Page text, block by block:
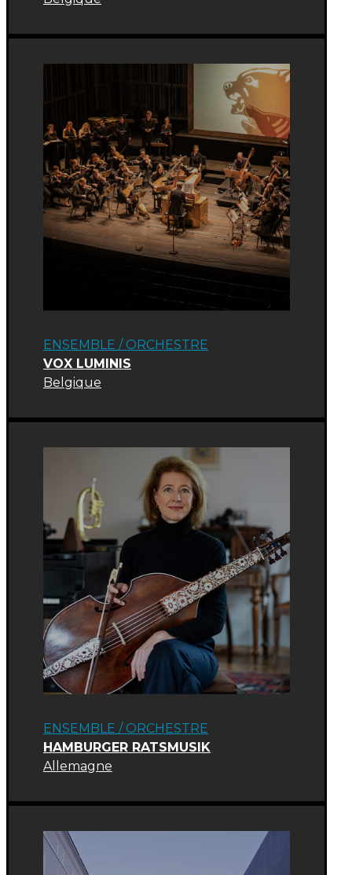
ENSEMBLE / ORCHESTRE
VOX LUMINIS
Belgique
ENSEMBLE / ORCHESTRE
HAMBURGER RATSMUSIK
Allemagne